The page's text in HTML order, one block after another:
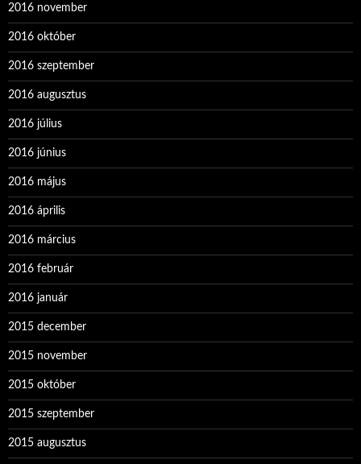
2016 november
2016 október
2016 szeptember
2016 augusztus
2016 július
2016 június
2016 május
2016 április
2016 március
2016 február
2016 január
2015 december
2015 november
2015 október
2015 szeptember
2015 augusztus